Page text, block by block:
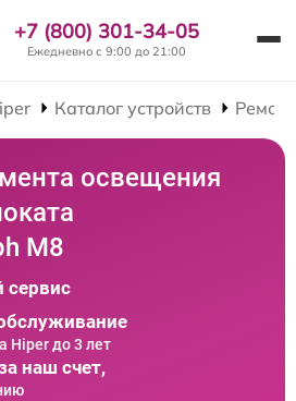
+7 (800) 301-34-05
Ежедневно с 9:00 до 21:00
Каталог устройств
освещения
M8
Hiper до 3 лет
наш счет,